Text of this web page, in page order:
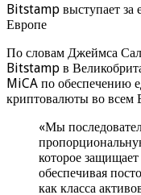
Bitstamp выступает за
Европе
По словам Джеймса
Bitstamp в
MiCA по обеспечению
криптовалюты во всем
«Мы
которое
обеспечивая
как класса